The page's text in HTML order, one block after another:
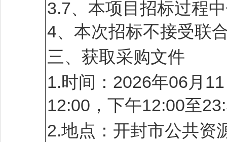
3.7、本项目招标过程
4、本次招标不接受联
三、获取采购文件
1.时间：2026年06月
12:00，下午12:00至
2.地点：开封市公共资